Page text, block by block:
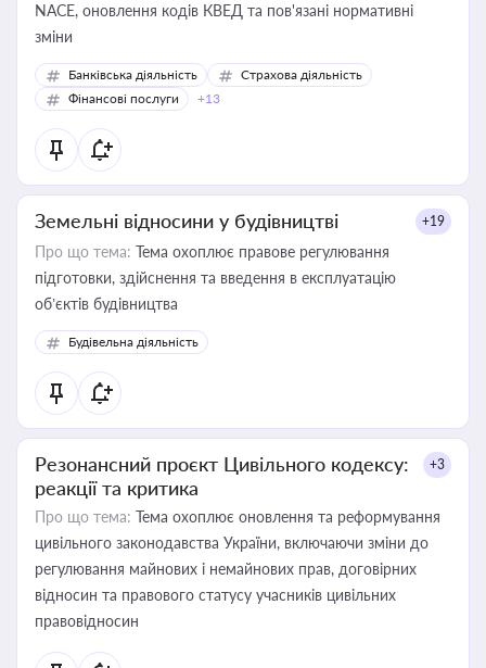
NACE, оновлення кодів КВЕД та пов'язані нормативні
зміни
Банківська діяльність
Страхова діяльність
Фінансові послуги
+13
Земельні відносини у будівництві +19
Про що тема: Тема охоплює правове регулювання
підготовки, здійснення та введення в експлуатацію
об’єктів будівництва
Будівельна діяльність
Резонансний проєкт Цивільного кодексу:
реакції та критика
+3
Про що тема: Тема охоплює оновлення та реформування
цивільного законодавства України, включаючи зміни до
регулювання майнових і немайнових прав, договірних
відносин та правового статусу учасників цивільних
правовідносин